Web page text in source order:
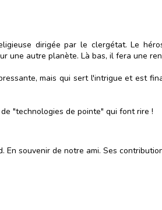
dirigée par le clergétat. Le
une autre planète. Là bas, il fera une
mais qui sert l'intrigue et est
"technologies de pointe" qui font rire !
souvenir de notre ami. Ses